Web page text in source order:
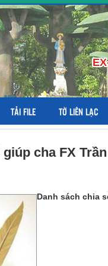
TẢI FILE TỜ LIÊN LẠC
cha FX
Danh sách chia